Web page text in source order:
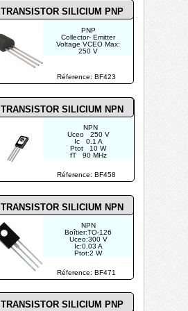
Réference: BF471
NPN
Boîtier:TO-126
Uceo:300 V
Ic:0.03 A
Ptot:2 W
TRANSISTOR SILICIUM NPN
NPN
Uceo 250 V
Ic 0.1 A
Ptot 10 W
fT 90 MHz
Réference: BF458
TRANSISTOR SILICIUM NPN
TRANSISTOR SILICIUM PNP
PNP
Collector- Emitter
Voltage VCEO Max:
250 V
Current: 0.05 A
Réference: BF423
TRANSISTOR SILICIUM PNP